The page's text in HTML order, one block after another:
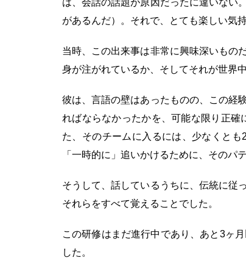
は、会話の話題が原因だったに違いない
があるんだ）。それで、とても楽しい気
当時、この出来事は非常に興味深いもの
身が注がれているか、そしてそれが世界
彼は、言語の壁はあったものの、この経
ればならなかったかを、可能な限り正確
た、そのチームに入るには、少なくと
「一時的に」追いかけるために、そのパ
そうして、話しているうちに、伝統に従
それらをすべて覚えることでした。
この研修はまだ進行中であり、あと3ヶ
した。